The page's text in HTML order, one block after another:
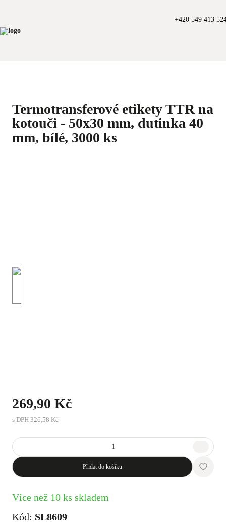
+420 549 413
Termotransferové etikety TTR na
kotouči - 50x30 mm, dutinka 40
mm, bílé, 3000 ks
269,90 Kč
s DPH 326,58 Kč
Přidat do košíku
Více než 10 ks skladem
Kód: SL8609